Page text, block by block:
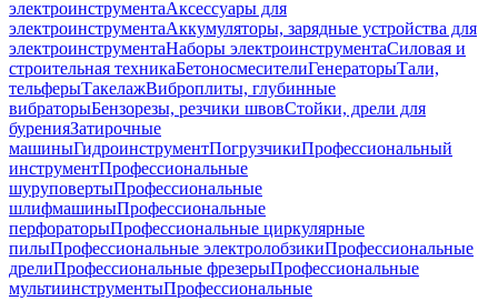
электроинструментаАксессуары для
электроинструментаАккумуляторы, зарядные устройства для
электроинструментаНаборы электроинструментаСиловая и
строительная техникаБетоносмесителиГенераторыТали,
тельферыТакелажВиброплиты, глубинные
вибраторыБензорезы, резчики швовСтойки, дрели для
буренияЗатирочные
машиныГидроинструментПогрузчикиПрофессиональный
инструментПрофессиональные
шуруповертыПрофессиональные
шлифмашиныПрофессиональные
перфораторыПрофессиональные циркулярные
пилыПрофессиональные электролобзикиПрофессиональные
дрелиПрофессиональные фрезерыПрофессиональные
мультиинструментыПрофессиональные